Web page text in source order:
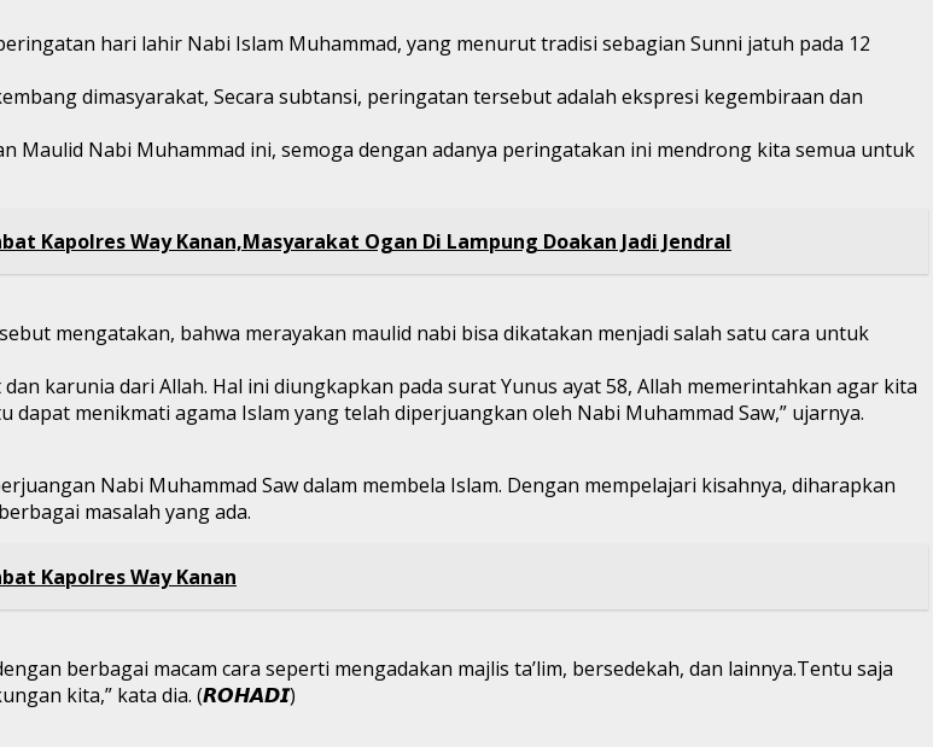
hari lahir Nabi Islam Muhammad, yang menurut tradisi sebagian Sunni jatuh pada 12
dimasyarakat, Secara subtansi, peringatan tersebut adalah ekspresi kegembiraan dan
Maulid Nabi Muhammad ini, semoga dengan adanya peringatakan ini mendrong kita semua untuk
Kapolres Way Kanan,Masyarakat Ogan Di Lampung Doakan Jadi Jendral
mengatakan, bahwa merayakan maulid nabi bisa dikatakan menjadi salah satu cara untuk
karunia dari Allah. Hal ini diungkapkan pada surat Yunus ayat 58, Allah memerintahkan agar kita
menikmati agama Islam yang telah diperjuangkan oleh Nabi Muhammad Saw,” ujarnya.
Nabi Muhammad Saw dalam membela Islam. Dengan mempelajari kisahnya, diharapkan
masalah yang ada.
Kapolres Way Kanan
berbagai macam cara seperti mengadakan majlis ta’lim, bersedekah, dan lainnya.Tentu saja
kita,” kata dia. (𝙍𝙊𝙃𝘼𝘿𝙄)